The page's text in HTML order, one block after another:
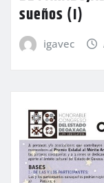
sueños (I)
igavec